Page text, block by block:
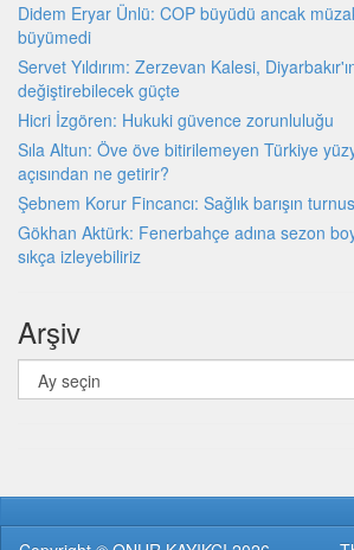
Didem Eryar Ünlü: COP büyüdü ancak
büyümedi
Servet Yıldırım: Zerzevan Kalesi,
değiştirebilecek güçte
Hicri İzgören: Hukuki güvence zorunluluğu
Sıla Altun: Öve öve bitirilemeyen Türkiye
açısından ne getirir?
Şebnem Korur Fincancı: Sağlık barışın
Gökhan Aktürk: Fenerbahçe adına sezon
sıkça izleyebiliriz
Arşiv
Arşiv